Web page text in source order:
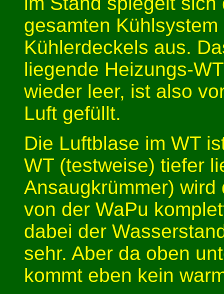
gesamten
Kühlerdeckels aus.
liegende Heizungs-
wieder leer, ist also
Luft gefüllt.
Die Luftblase im WT
WT (testweise) tiefer
Ansaugkrümmer)
von der WaPu
dabei der
sehr. Aber da oben
kommt eben kein